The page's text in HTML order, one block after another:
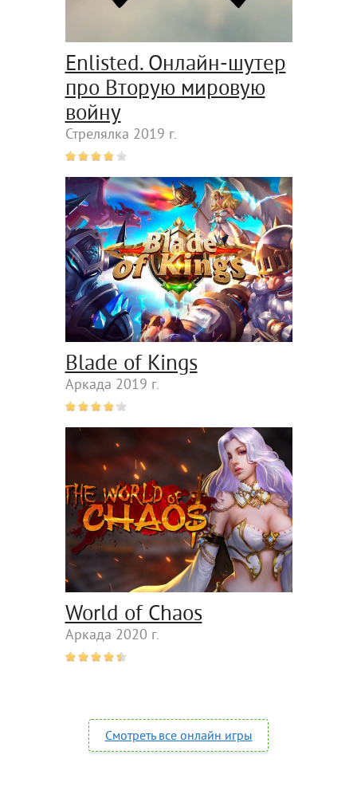
Enlisted. Онлайн-шутер
про Вторую мировую
войну
Стрелялка 2019 г.
Blade of Kings
Аркада 2019 г.
World of Chaos
Аркада 2020 г.
Смотреть все онлайн игры